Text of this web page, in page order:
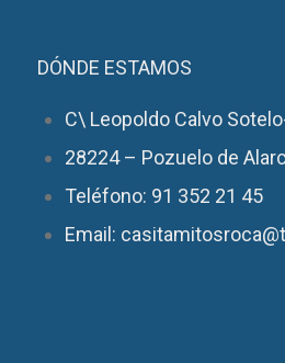
DÓNDE ESTAMOS
C\ Leopoldo Calvo
28224 – Pozuelo de
Teléfono: 91 352 21 45
Email: